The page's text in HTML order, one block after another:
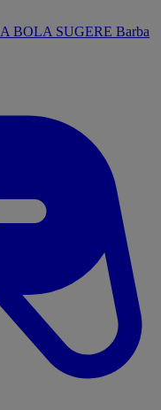
A BOLA SUGERE Barba